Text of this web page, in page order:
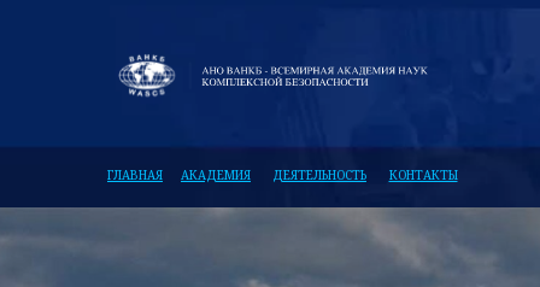
АКАДЕМИЯ ДЕЯТЕЛЬНОСТЬ КОНТАКТЫ
ГЛАВНАЯ